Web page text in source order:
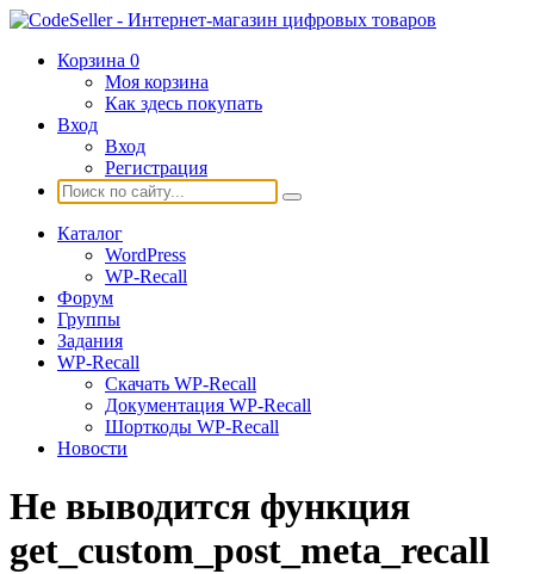
Корзина 0
Моя корзина
Как здесь покупать
Вход
Вход
Регистрация
Каталог
WordPress
WP-Recall
Форум
Группы
Задания
WP-Recall
Скачать WP-Recall
Документация WP-Recall
Шорткоды WP-Recall
Новости
Не выводится функция
get_custom_post_meta_recall